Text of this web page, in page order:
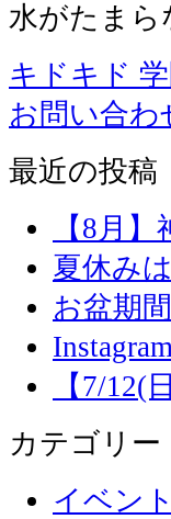
水がたま
キドキド
お問い合
最近の投稿
【8月
夏休み
お盆期
【7/
カテゴリー
イベント